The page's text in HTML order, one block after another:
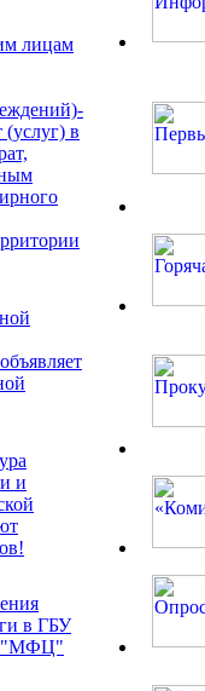
лицам
(услуг) в
и
в ГБУ
"МФЦ"